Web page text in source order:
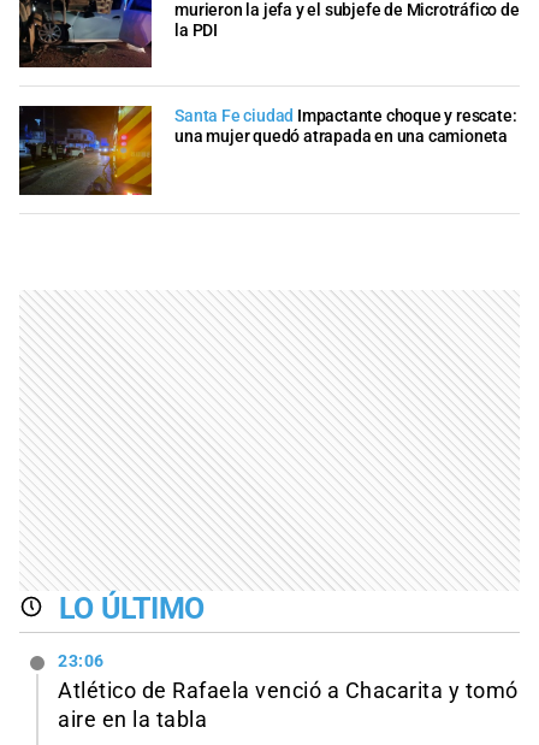
murieron la jefa y el subjefe de Microtráfico de
la PDI
Santa Fe ciudad Impactante choque y rescate:
una mujer quedó atrapada en una camioneta
LO ÚLTIMO
23:06
Atlético de Rafaela venció a Chacarita y tomó
aire en la tabla